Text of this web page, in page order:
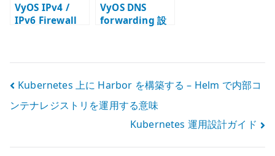
VyOS IPv4 /
IPv6 Firewall
VyOS DNS
forwarding 設
投
稿
Kubernetes 上に Harbor を構築する – Helm で内部コ
ンテナレジストリを運用する意味
Kubernetes 運用設計ガイド